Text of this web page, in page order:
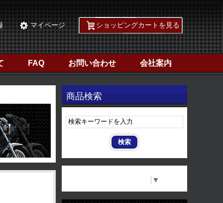
マイページ ショッピングカートを見る
FAQ お問い合わせ 会社案内
商品検索
▼